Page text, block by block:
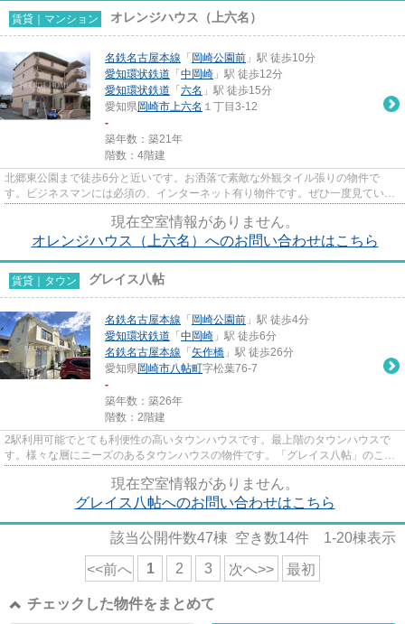
賃貸｜マンション オレンジハウス（上六名）
名鉄名古屋本線 「 岡崎公園前 」駅 徒歩10分
愛知環状鉄道 「 中岡崎 」駅 徒歩12分
愛知環状鉄道 「 六名 」駅 徒歩15分
愛知県岡崎市上六名 １丁目3-12
-
築年数：築21年
階数：4階建
北郷東公園まで徒歩6分と近いです。お洒落で素敵な外観タイル張りの物件で
す。ビジネスマンには必須の、インターネット有り物件です。ぜひ一度見ていた
現在空室情報がありません。
オレンジハウス（上六名）へのお問い合わせはこちら
賃貸｜タウン グレイス八帖
名鉄名古屋本線 「 岡崎公園前 」駅 徒歩4分
愛知環状鉄道 「 中岡崎 」駅 徒歩6分
名鉄名古屋本線 「 矢作橋 」駅 徒歩26分
愛知県岡崎市八帖町字松葉76-7
-
築年数：築26年
階数：2階建
2駅利用可能でとても利便性の高いタウンハウスです。最上階のタウンハウスで
す。様々な層にニーズのあるタウンハウスの物件です。「グレイス八帖」のここ
現在空室情報がありません。
グレイス八帖へのお問い合わせはこちら
該当公開件数47棟 空き数14件 1-20棟表示
<<前へ 1 2 3 次へ>> 最初
チェックした物件をまとめて